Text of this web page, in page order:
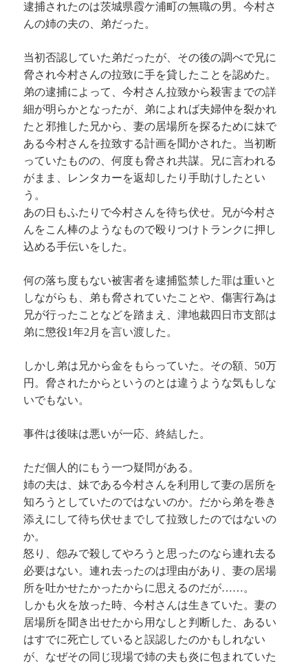
逮捕されたのは茨城県霞ケ浦町の無職の男。今村さ
んの姉の夫の、弟だった。
当初否認していた弟だったが、その後の調べで兄に
脅され今村さんの拉致に手を貸したことを認めた。
弟の逮捕によって、今村さん拉致から殺害までの詳
細が明らかとなったが、弟によれば夫婦仲を裂かれ
たと邪推した兄から、妻の居場所を探るために妹で
ある今村さんを拉致する計画を聞かされた。当初断
っていたものの、何度も脅され共謀。兄に言われる
がまま、レンタカーを返却したり手助けしたとい
う。
あの日もふたりで今村さんを待ち伏せ。兄が今村さ
んをこん棒のようなもので殴りつけトランクに押し
込める手伝いをした。
何の落ち度もない被害者を逮捕監禁した罪は重いと
しながらも、弟も脅されていたことや、傷害行為は
兄が行ったことなどを踏まえ、津地裁四日市支部は
弟に懲役1年2月を言い渡した。
しかし弟は兄から金をもらっていた。その額、50万
円。脅されたからというのとは違うような気もしな
いでもない。
事件は後味は悪いが一応、終結した。
ただ個人的にもう一つ疑問がある。
姉の夫は、妹である今村さんを利用して妻の居所を
知ろうとしていたのではないのか。だから弟を巻き
添えにして待ち伏せまでして拉致したのではないの
か。
怒り、怨みで殺してやろうと思ったのなら連れ去る
必要はない。連れ去ったのは理由があり、妻の居場
所を吐かせたかったからに思えるのだが……。
しかも火を放った時、今村さんは生きていた。妻の
居場所を聞き出せたから用なしと判断した、あるい
はすでに死亡していると誤認したのかもしれない
が、なぜその同じ現場で姉の夫も炎に包まれていた